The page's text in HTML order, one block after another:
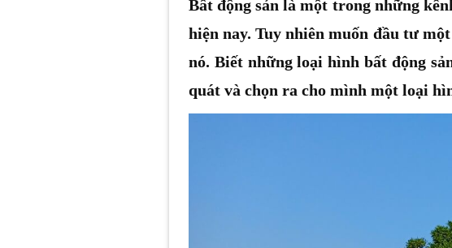
Bất động sản là một trong những
hiện nay. Tuy nhiên muốn đầu tư
nó. Biết những loại hình bất động
quát và chọn ra cho mình một loại